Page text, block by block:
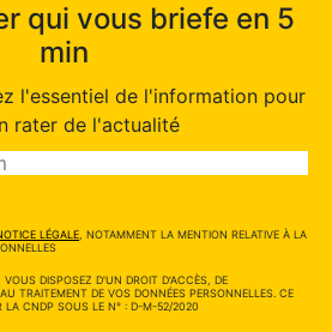
qui vous briefe en 5
min
l'essentiel de l'information pour
rater de l'actualité
LÉGALE , NOTAMMENT LA MENTION RELATIVE À LA
DISPOSEZ D'UN DROIT D'ACCÈS, DE
TRAITEMENT DE VOS DONNÉES PERSONNELLES. CE
LA CNDP SOUS LE N° : D-M-52/2020